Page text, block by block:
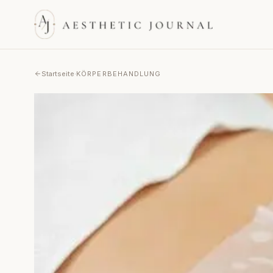
Startseite·KÖRPERBEHANDLUNG